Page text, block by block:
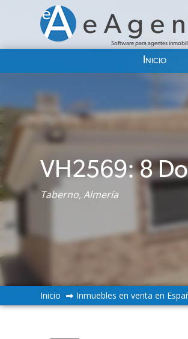
Software para agentes
Inicio
VH2569: 8
Taberno, Almería
Inicio Inmuebles en venta en